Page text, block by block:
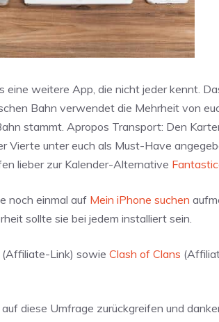
eine weitere App, die nicht jeder kennt.
Bahn verwendet die Mehrheit von
stammt. Apropos Transport: Den
Vierte unter euch als Must-Have
lieber zur Kalender-Alternative
noch einmal auf Mein iPhone suchen
sollte sie bei jedem installiert sein.
(Affiliate-Link) sowie Clash of Clans
diese Umfrage zurückgreifen und